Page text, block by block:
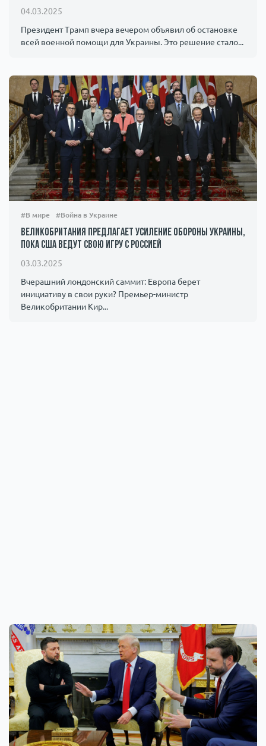
04.03.2025
Президент Трамп вчера вечером объявил об остановке
всей военной помощи для Украины. Это решение стало...
#В мире #Война в Украине
Великобритания предлагает усиление обороны Украины,
пока США ведут свою игру с Россией
03.03.2025
Вчерашний лондонский саммит: Европа берет
инициативу в свои руки? Премьер-министр
Великобритании Кир...